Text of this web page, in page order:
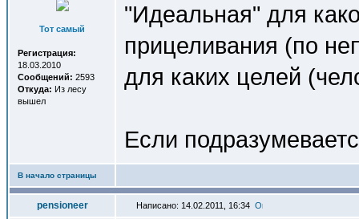
Тот самый
Регистрация:
18.03.2010
Сообщений: 2593
Откуда: Из лесу
вышел
"Идеальная" для
прицеливания (по
для каких целей
Если
В начало страницы
pensioneer Написано: 14.02.2011, 16:34